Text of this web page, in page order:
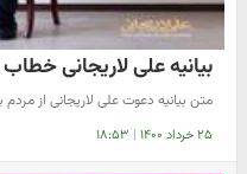
بیانیه علی لاریجانی
متن بیانیه دعوت علی لاریجانی از مردم برای
۲۵ خرداد ۱۴۰۰ | ۱۸:۵۳